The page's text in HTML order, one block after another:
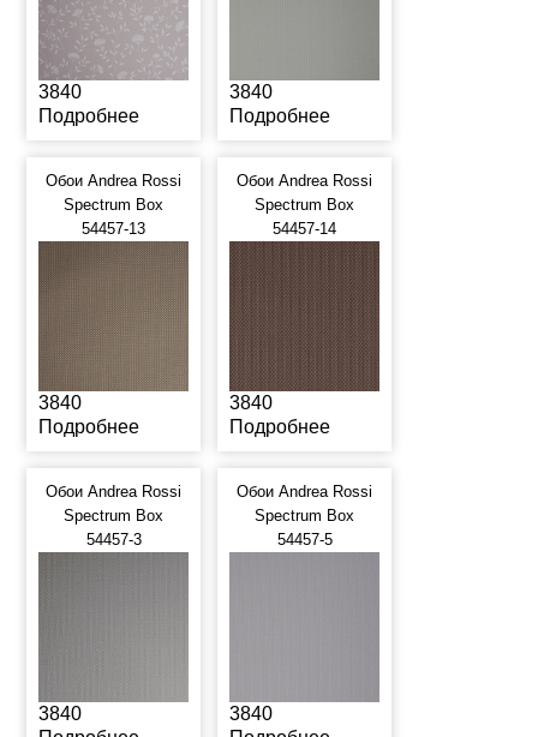
3840
Подробнее
3840
Подробнее
Обои Andrea Rossi
Spectrum Box
54457-13
3840
Подробнее
Обои Andrea Rossi
Spectrum Box
54457-14
3840
Подробнее
Обои Andrea Rossi
Spectrum Box
54457-3
3840
Обои Andrea Rossi
Spectrum Box
54457-5
3840